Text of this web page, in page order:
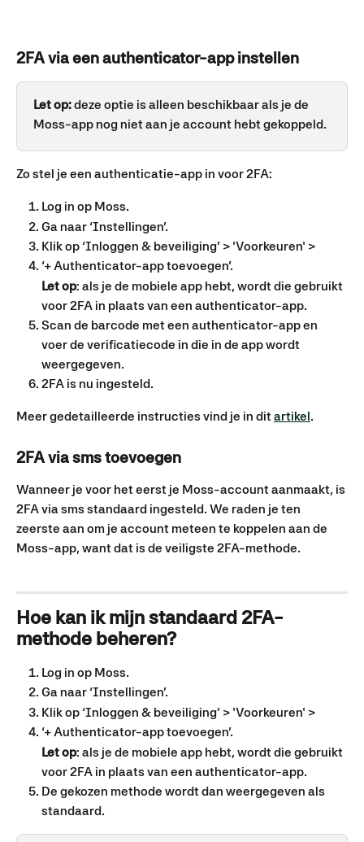
2FA via een authenticator-app instellen
Let op: deze optie is alleen beschikbaar als je de
Moss-app nog niet aan je account hebt gekoppeld.
Zo stel je een authenticatie-app in voor 2FA:
Log in op Moss.
Ga naar ‘Instellingen’.
Klik op ‘Inloggen & beveiliging’ > 'Voorkeuren' >
‘+ Authenticator-app toevoegen’.
Let op: als je de mobiele app hebt, wordt die gebruikt
voor 2FA in plaats van een authenticator-app.
Scan de barcode met een authenticator-app en
voer de verificatiecode in die in de app wordt
weergegeven.
2FA is nu ingesteld.
Meer gedetailleerde instructies vind je in dit artikel.
2FA via sms toevoegen
Wanneer je voor het eerst je Moss-account aanmaakt, is
2FA via sms standaard ingesteld. We raden je ten
zeerste aan om je account meteen te koppelen aan de
Moss-app, want dat is de veiligste 2FA-methode.
Hoe kan ik mijn standaard 2FA-
methode beheren?
Log in op Moss.
Ga naar ‘Instellingen’.
Klik op ‘Inloggen & beveiliging’ > 'Voorkeuren' >
‘+ Authenticator-app toevoegen’.
Let op: als je de mobiele app hebt, wordt die gebruikt
voor 2FA in plaats van een authenticator-app.
De gekozen methode wordt dan weergegeven als
standaard.